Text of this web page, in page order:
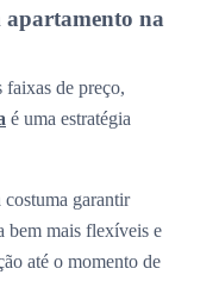
apartamento na
faixas de preço,
é uma estratégia
costuma garantir
bem mais flexíveis e
até o momento de